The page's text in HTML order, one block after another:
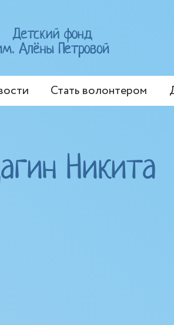
Стать волонтером
Никита